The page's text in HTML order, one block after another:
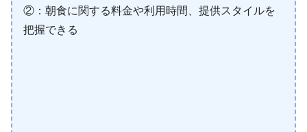
②：朝食に関する料金や利用時間、提供スタイルを
把握できる